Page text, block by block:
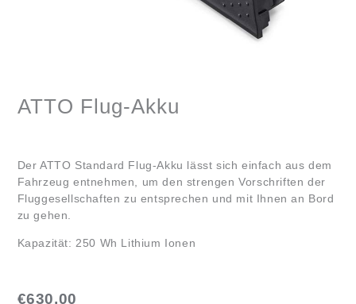
ATTO Flug-Akku
Der ATTO Standard Flug-Akku lässt sich einfach aus dem
Fahrzeug entnehmen, um den strengen Vorschriften der
Fluggesellschaften zu entsprechen und mit Ihnen an Bord
zu gehen.
Kapazität: 250 Wh Lithium Ionen
€630,00